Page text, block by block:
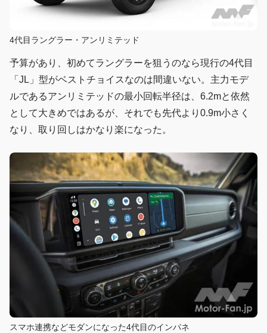
4代目ラングラー・アンリミテッド
予算があり、初めてラングラーを狙うのなら現行の4代目
「JL」型がベストチョイスなのは間違いない。主力モデ
ルであるアンリミテッドの最小回転半径は、6.2mと依然
として大きめではあるが、それでも先代より0.9m小さく
なり、取り回しはかなり楽になった。
スマホ連携などモダンになった4代目のインパネ